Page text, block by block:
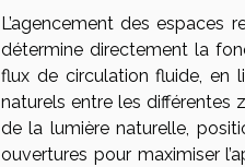
L’agencement des espaces
détermine directement la
flux de circulation fluide, en
naturels entre les différentes
de la lumière naturelle,
ouvertures pour maximiser